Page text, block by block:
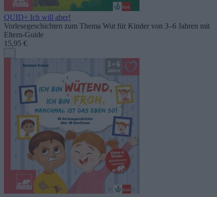
QUID+ Ich will aber!
Vorlesegeschichten zum Thema Wut für Kinder von 3–6 Jahren mit
Eltern-Guide
15,95 €